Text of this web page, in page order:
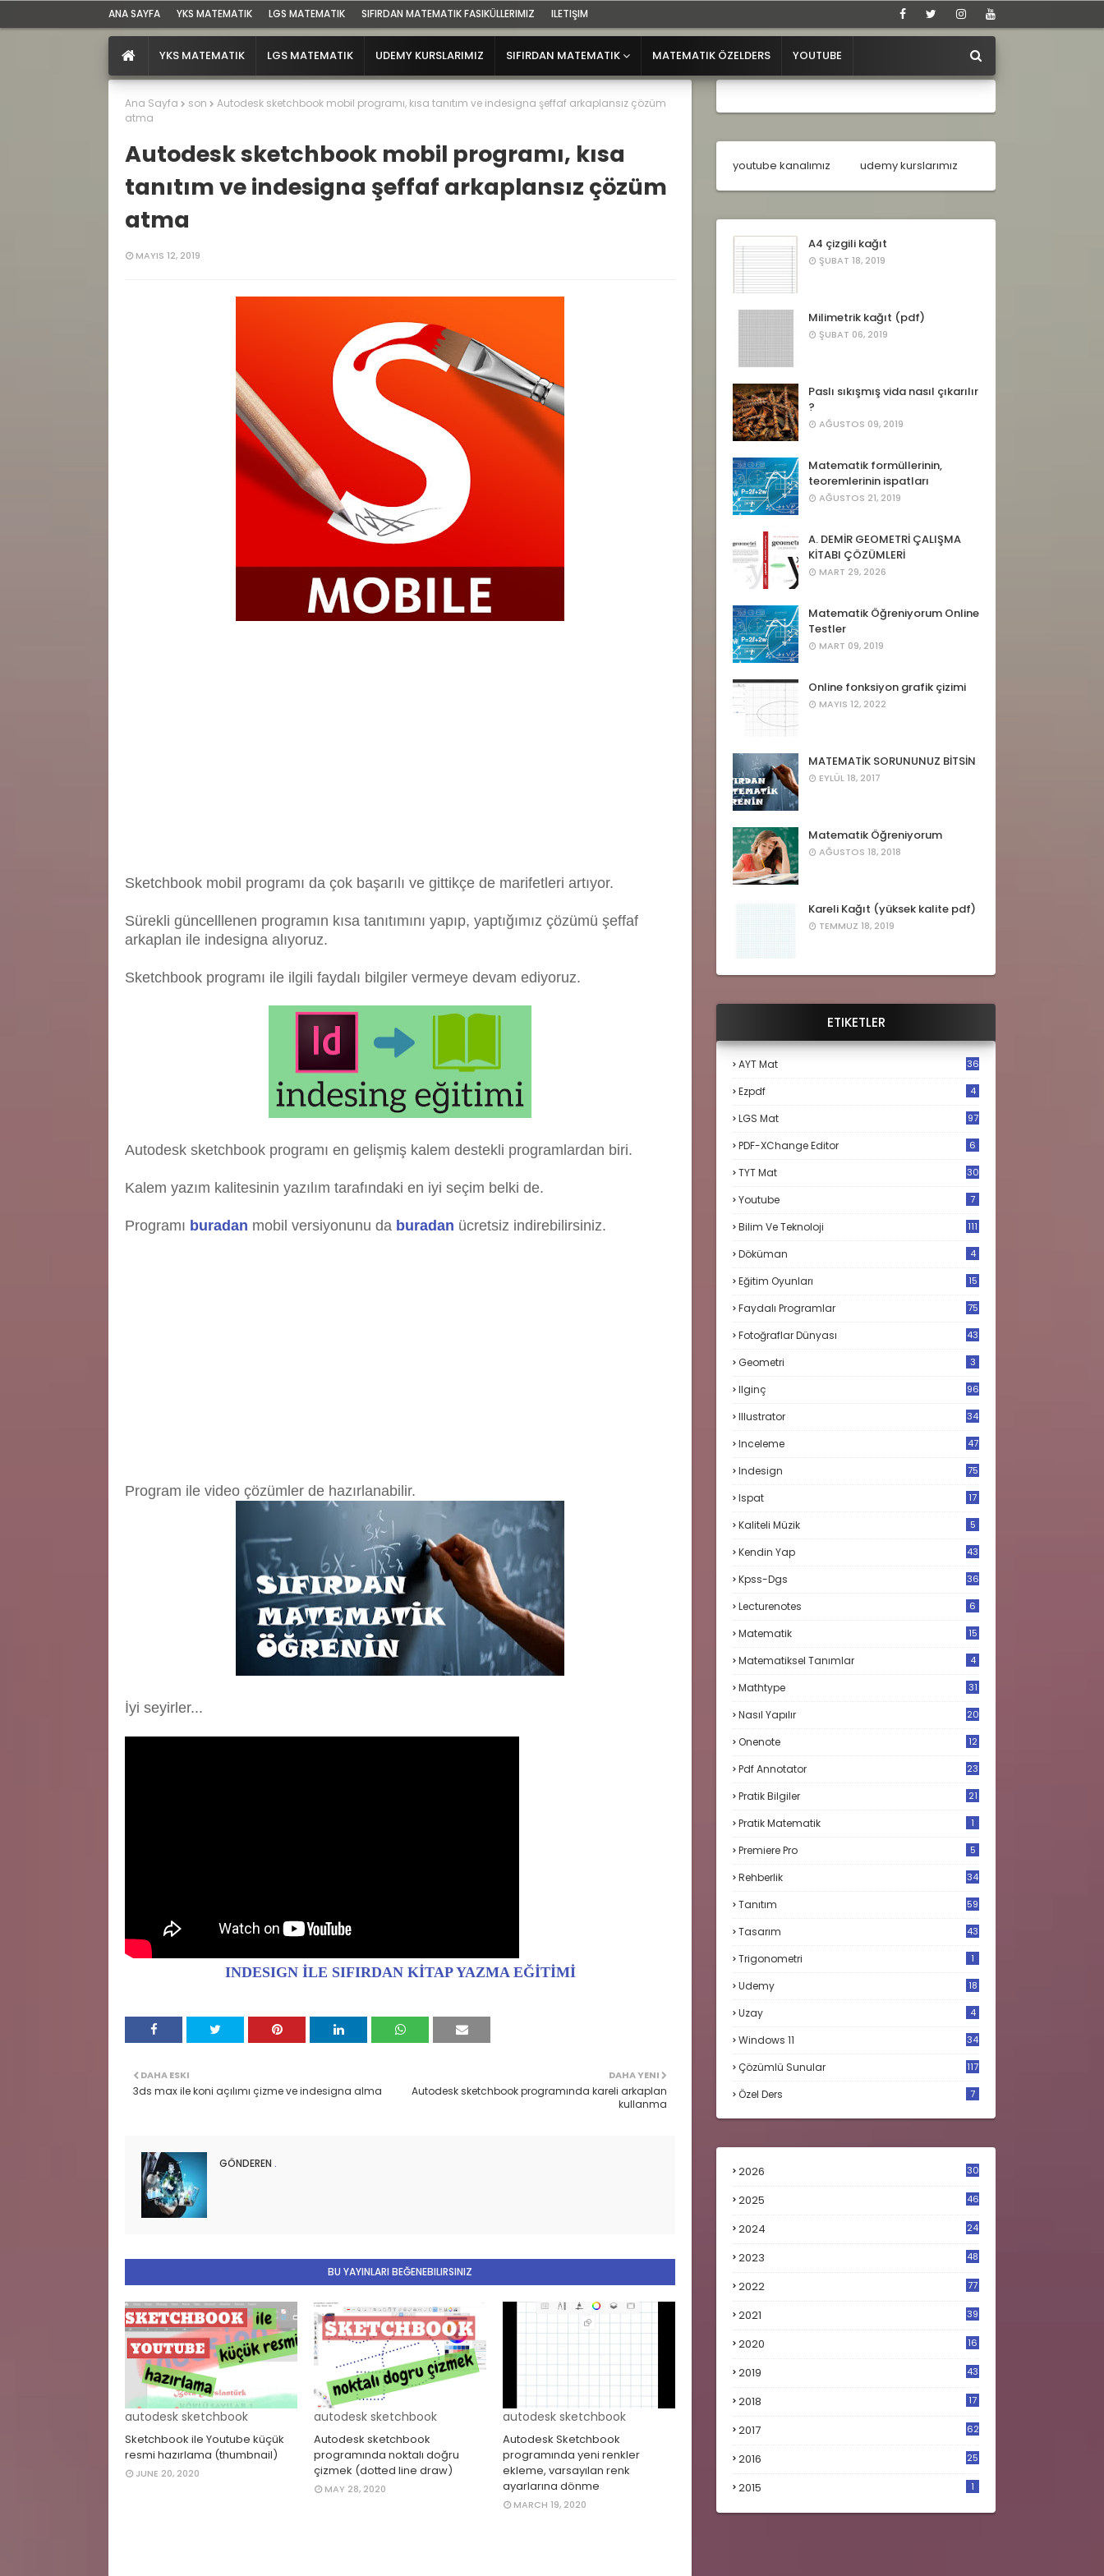
ANA SAYFA YKS MATEMATIK LGS MATEMATIK SIFIRDAN MATEMATIK FASIKÜLLERIMIZ ILETIŞIM
YKS MATEMATIK LGS MATEMATIK UDEMY KURSLARIMIZ SIFIRDAN MATEMATIK MATEMATIK ÖZELDERS YOUTUBE
Ana Sayfa son
Autodesk sketchbook mobil programı, kısa tanıtım ve indesigna şeffaf arkaplansız çözüm
atma
Autodesk sketchbook mobil programı, kısa
tanıtım ve indesigna şeffaf arkaplansız çözüm
atma
MAYIS 12, 2019
Sketchbook mobil programı da çok başarılı ve gittikçe de marifetleri artıyor.
Sürekli güncelllenen programın kısa tanıtımını yapıp, yaptığımız çözümü şeffaf
arkaplan ile indesigna alıyoruz.
Sketchbook programı ile ilgili faydalı bilgiler vermeye devam ediyoruz.
Autodesk sketchbook programı en gelişmiş kalem destekli programlardan biri.
Kalem yazım kalitesinin yazılım tarafındaki en iyi seçim belki de.
Programı buradan mobil versiyonunu da buradan ücretsiz indirebilirsiniz.
Program ile video çözümler de hazırlanabilir.
İyi seyirler...
INDESIGN İLE SIFIRDAN KİTAP YAZMA EĞİTİMİ
DAHA YENI
Autodesk sketchbook programında kareli arkaplan
kullanma
DAHA ESKI
3ds max ile koni açılımı çizme ve indesigna alma
GÖNDEREN .
BU YAYINLARI BEĞENEBILIRSINIZ
autodesk sketchbook
Sketchbook ile Youtube küçük
resmi hazırlama (thumbnail)
JUNE 20, 2020
autodesk sketchbook
Autodesk sketchbook
programında noktalı doğru
çizmek (dotted line draw)
MAY 28, 2020
autodesk sketchbook
Autodesk Sketchbook
programında yeni renkler
ekleme, varsayılan renk
ayarlarına dönme
MARCH 19, 2020
youtube kanalımız udemy kurslarımız
A4 çizgili kağıt
ŞUBAT 18, 2019
Milimetrik kağıt (pdf)
ŞUBAT 06, 2019
Paslı sıkışmış vida nasıl çıkarılır
?
AĞUSTOS 09, 2019
Matematik formüllerinin,
teoremlerinin ispatları
AĞUSTOS 21, 2019
A. DEMİR GEOMETRİ ÇALIŞMA
KİTABI ÇÖZÜMLERİ
MART 29, 2026
Matematik Öğreniyorum Online
Testler
MART 09, 2019
Online fonksiyon grafik çizimi
MAYIS 12, 2022
MATEMATİK SORUNUNUZ BİTSİN
EYLÜL 18, 2017
Matematik Öğreniyorum
AĞUSTOS 18, 2018
Kareli Kağıt (yüksek kalite pdf)
TEMMUZ 18, 2019
ETIKETLER
AYT Mat 36
Ezpdf 4
LGS Mat 97
PDF-XChange Editor 6
TYT Mat 30
Youtube 7
Bilim Ve Teknoloji 111
Döküman 4
Eğitim Oyunları 15
Faydalı Programlar 75
Fotoğraflar Dünyası 43
Geometri 3
Ilginç 96
Illustrator 34
Inceleme 47
Indesign 75
Ispat
17
Kaliteli Müzik 5
Kendin Yap 43
Kpss-Dgs 36
Lecturenotes 6
Matematik
15
Matematiksel Tanımlar 4
Mathtype 31
Nasıl Yapılır 20
Onenote 12
Pdf Annotator 23
Pratik Bilgiler 21
Pratik Matematik 1
Premiere Pro 5
Rehberlik 34
Tanıtım 59
Tasarım 43
Trigonometri 1
Udemy 18
Uzay 4
Windows 11 34
Çözümlü Sunular 117
Özel Ders 7
2026 30
2025 46
2024 24
2023
48
2022 77
2021 39
2020
16
2019
43
2018
17
2017
62
2016
25
2015 1